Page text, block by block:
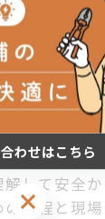
市で確実に進
の目安を徹底
して安全か
工程と現場
合わせはこちら
わせはこちら